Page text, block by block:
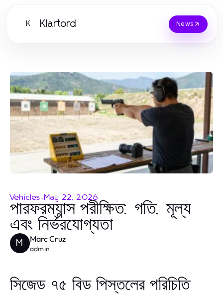
K Klartord News
Vehicles-May 22, 2026
পারফরম্যান্স পরীক্ষিত: গতি, মূল্য
এবং নির্ভরযোগ্যতা
M Marc Cruz
admin
সিজেড ৭৫ বিড পিস্তলের পরিচিতি